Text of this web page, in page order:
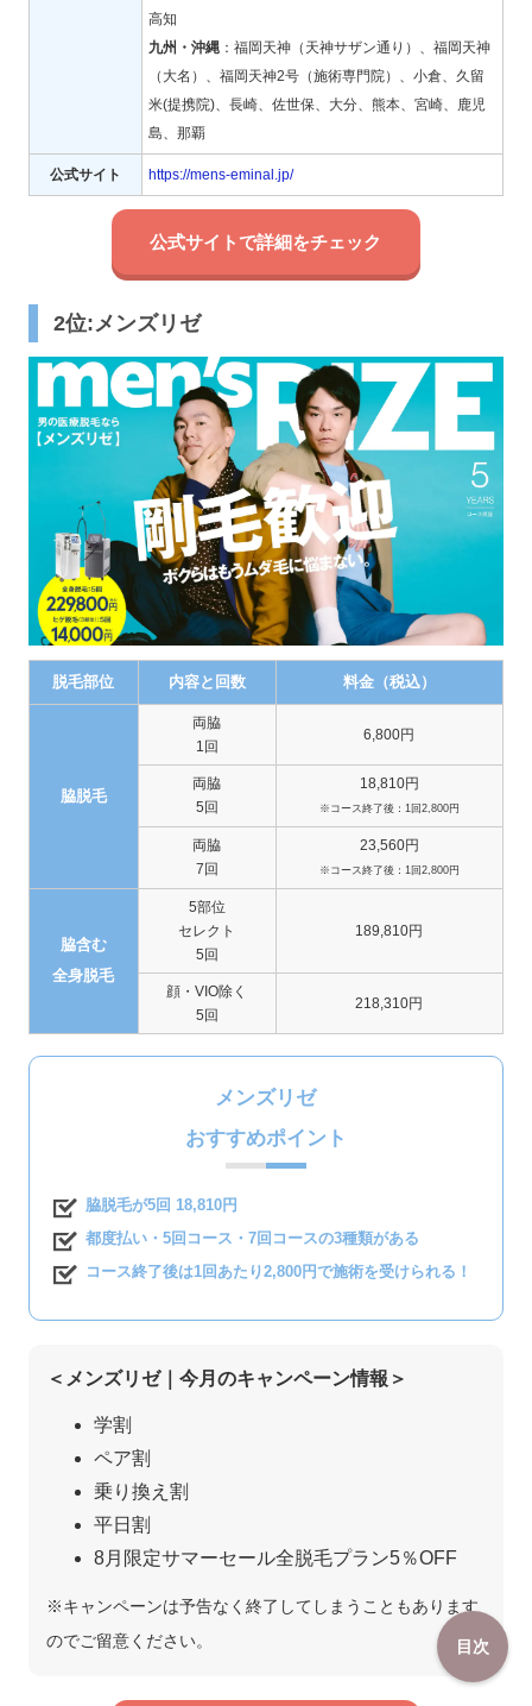
高知
九州・沖縄：福岡天神（天神サザン通り）、福岡天神
（大名）、福岡天神2号（施術専門院）、小倉、久留
米(提携院)、長崎、佐世保、大分、熊本、宮崎、鹿児
島、那覇
公式サイト https://mens-eminal.jp/
公式サイトで詳細をチェック
2位:メンズリゼ
脱毛部位 内容と回数 料金（税込）
脇脱毛
両脇
1回
6,800円
両脇
5回
18,810円
※コース終了後：1回2,800円
両脇
7回
23,560円
※コース終了後：1回2,800円
脇含む
全身脱毛
5部位
セレクト
5回
189,810円
顔・VIO除く
5回
218,310円
メンズリゼ
おすすめポイント
脇脱毛が5回 18,810円
都度払い・5回コース・7回コースの3種類がある
コース終了後は1回あたり2,800円で施術を受けられる！
＜メンズリゼ｜今月のキャンペーン情報＞
学割
ペア割
乗り換え割
平日割
8月限定サマーセール全脱毛プラン5％OFF
※キャンペーンは予告なく終了してしまうこともあります
のでご留意ください。
目次